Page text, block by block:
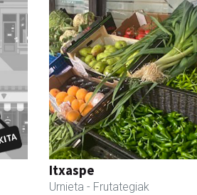
Itxaspe
Urnieta - Frutategiak